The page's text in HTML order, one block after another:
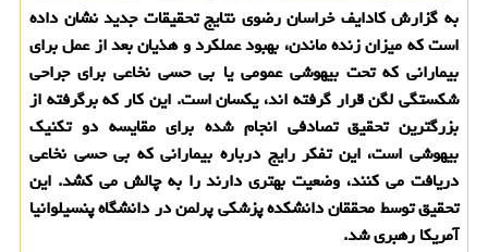
به گزارش کادایف خراسان رضوی نتایج تحقیقات جدید نشان داده
است که میزان زنده ماندن، بهبود عملکرد و هذیان بعد از عمل برای
بیمارانی که تحت بیهوشی عمومی یا بی حسی نخاعی برای جراحی
شکستگی لگن قرار گرفته اند، یکسان است. این کار که برگرفته از
بزرگترین تحقیق تصادفی انجام شده برای مقایسه دو تکنیک
بیهوشی است، این تفکر رایج درباره بیمارانی که بی حسی نخاعی
دریافت می کنند، وضعیت بهتری دارند را به چالش می کشد. این
تحقیق توسط محققان دانشکده پزشکی پرلمن در دانشگاه پنسیلوانیا
آمریکا رهبری شد.